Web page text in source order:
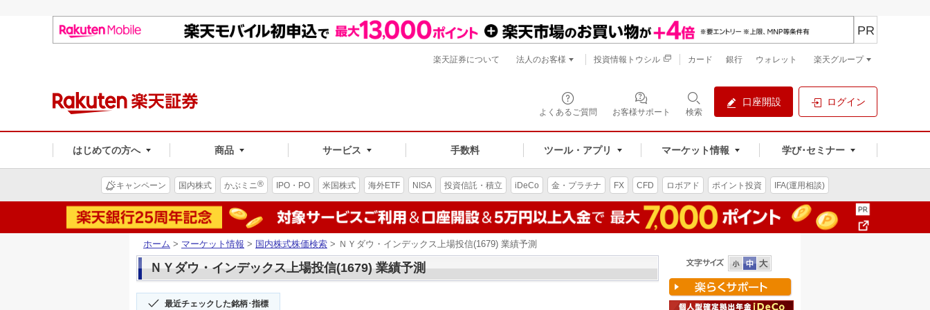
よくあるご質問 お客様サポート 検索
口座開設 ログイン
はじめての方へ 商品 サービス 手数料 ツール・アプリ マーケット情報 学び･セミナー
PR
楽天証券について 法人のお客様 投資情報トウシル カード 銀行 ウォレット 楽天グループ
キャンペーン 国内株式 かぶミニ® IPO・PO 米国株式 海外ETF NISA 投資信託・積立 iDeCo 金・プラチナ FX CFD ロボアド ポイント投資 IFA(運用相談)
ホーム > マーケット情報 > 国内株式株価検索 > ＮＹダウ・インデックス上場投信(1679) 業績予測
ＮＹダウ・インデックス上場投信(1679) 業績予測
最近チェックした銘柄･指標